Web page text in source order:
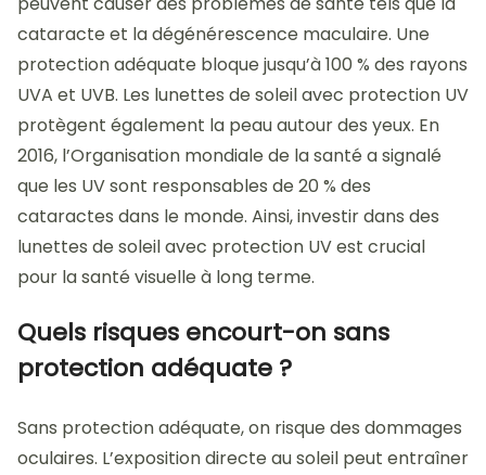
cataracte et la dégénérescence maculaire. Une
protection adéquate bloque jusqu’à 100 % des rayons
UVA et UVB. Les lunettes de soleil avec protection UV
protègent également la peau autour des yeux. En
2016, l’Organisation mondiale de la santé a signalé
que les UV sont responsables de 20 % des
cataractes dans le monde. Ainsi, investir dans des
lunettes de soleil avec protection UV est crucial
pour la santé visuelle à long terme.
Quels risques encourt-on sans
protection adéquate ?
Sans protection adéquate, on risque des dommages
oculaires. L’exposition directe au soleil peut entraîner